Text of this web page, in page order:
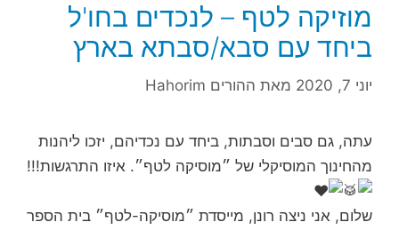
מוזיקה לטף – לנכדים בחו'ל
ביחד עם סבא/סבתא בארץ
יוני 7, 2020 מאת ההורים Hahorim
עתה, גם סבים וסבתות, ביחד עם נכדיהם, יזכו ליהנות
מהחינוך המוסיקלי של ״מוסיקה לטף״. איזו התרגשות!!!
שלום, אני ניצה רונן, מייסדת ״מוסיקה-לטף״ בית הספר